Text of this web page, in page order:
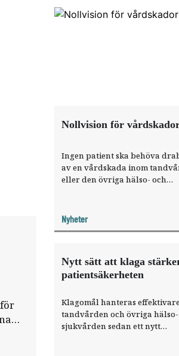
Nollvision för
Ingen patient ska behöva
av en vårdskada inom
eller den övriga hälso- och
ökad patientsäkerhet. Alla
tandvården berörs.
Nyheter
Nytt sätt att klaga
patientsäkerheten
Klagomål hanteras
tandvården och övriga
sjukvården sedan ett nytt